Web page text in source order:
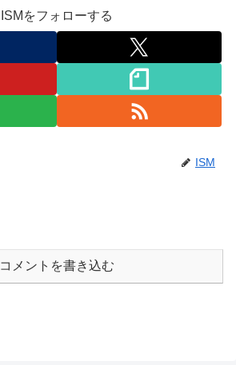
ISMをフォローする
ISM
コメントを書き込む